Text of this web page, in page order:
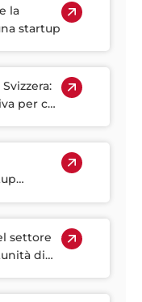
la
startup
per chi
crescita
settore
di